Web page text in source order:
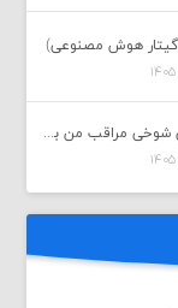
گیتار هوش مصنوعی)
دانلود آهنگ مهدی فروغی به نام ولی بی شوخی مراقب من باش